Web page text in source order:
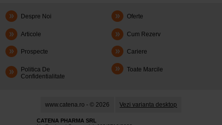
Despre Noi Oferte
Articole Cum Rezerv
Prospecte Cariere
Politica De
Confidentialitate
Toate Marcile
www.catena.ro - © 2026 Vezi varianta desktop
CATENA PHARMA SRL